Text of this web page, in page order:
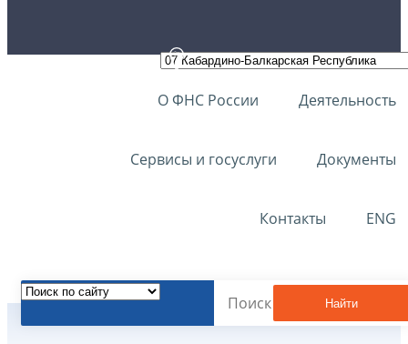
О ФНС России Деятельность
Сервисы и госуслуги Документы
Контакты ENG
Найти